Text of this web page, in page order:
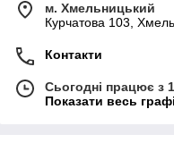
м. Хмельницький
Курчатова 103,
Контакти
Сьогодні працює з
Показати весь